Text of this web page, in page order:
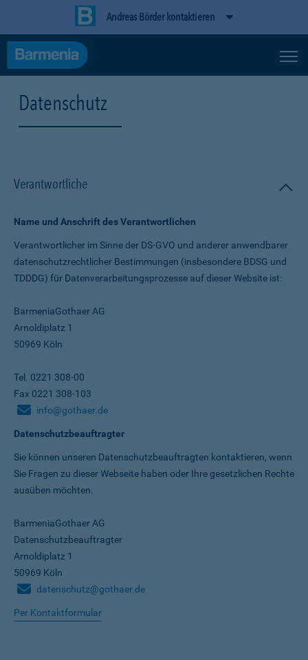
Andreas Börder kontaktieren
Datenschutz
Verantwortliche
Name und Anschrift des Verantwortlichen
Verantwortlicher im Sinne der DS-GVO und anderer anwendbarer
datenschutz­rechtlicher Bestimmungen (insbesondere BDSG und
TDDDG) für Daten­verarbeitungs­prozesse auf dieser Website ist:
BarmeniaGothaer AG
Arnoldiplatz 1
50969 Köln
Tel. 0221 308-00
Fax 0221 308-103
info@gothaer.de
Datenschutzbeauftragter
Sie können unseren Datenschutz­beauftragten kontaktieren, wenn
Sie Fragen zu dieser Webseite haben oder Ihre gesetzlichen Rechte
ausüben möchten.
BarmeniaGothaer AG
Datenschutzbeauftragter
Arnoldiplatz 1
50969 Köln
datenschutz@gothaer.de
Per Kontaktformular